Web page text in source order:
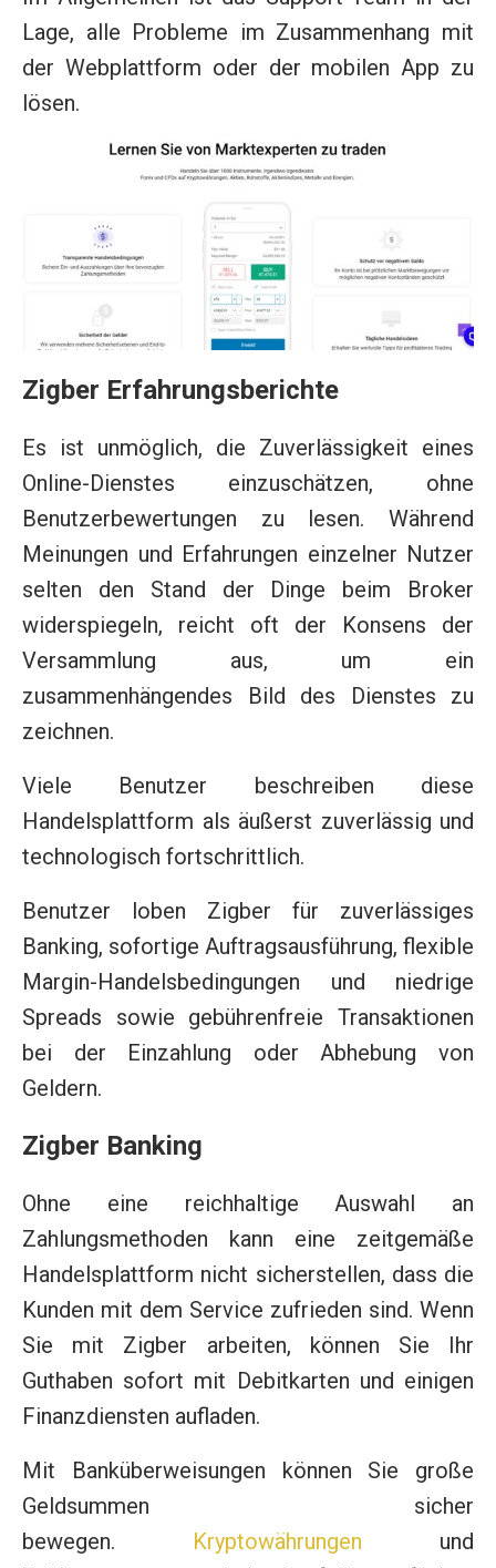
Lage, alle Probleme im Zusammenhang mit
der Webplattform oder der mobilen App zu
lösen.
Zigber Erfahrungsberichte
Es ist unmöglich, die Zuverlässigkeit eines
Online-Dienstes einzuschätzen, ohne
Benutzerbewertungen zu lesen. Während
Meinungen und Erfahrungen einzelner Nutzer
selten den Stand der Dinge beim Broker
widerspiegeln, reicht oft der Konsens der
Versammlung aus, um ein
zusammenhängendes Bild des Dienstes zu
zeichnen.
Viele Benutzer beschreiben diese
Handelsplattform als äußerst zuverlässig und
technologisch fortschrittlich.
Benutzer loben Zigber für zuverlässiges
Banking, sofortige Auftragsausführung, flexible
Margin-Handelsbedingungen und niedrige
Spreads sowie gebührenfreie Transaktionen
bei der Einzahlung oder Abhebung von
Geldern.
Zigber Banking
Ohne eine reichhaltige Auswahl an
Zahlungsmethoden kann eine zeitgemäße
Handelsplattform nicht sicherstellen, dass die
Kunden mit dem Service zufrieden sind. Wenn
Sie mit Zigber arbeiten, können Sie Ihr
Guthaben sofort mit Debitkarten und einigen
Finanzdiensten aufladen.
Mit Banküberweisungen können Sie große
Geldsummen sicher
bewegen. Kryptowährungen und